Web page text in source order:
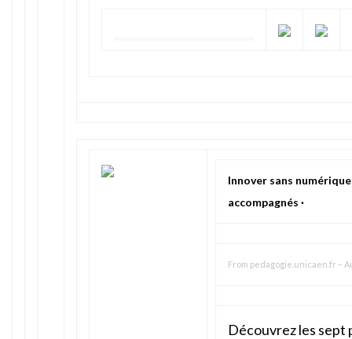
Innover sans
accompagnés ·
From pedagogie.unicaen.fr –
Découvrez les sept